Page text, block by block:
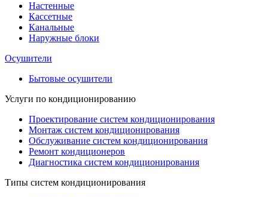
Настенные
Кассетные
Канальные
Наружные блоки
Осушители
Бытовые осушители
Услуги по кондиционированию
Проектирование систем кондиционирования
Монтаж систем кондиционирования
Обслуживание систем кондиционирования
Ремонт кондиционеров
Диагностика систем кондиционирования
Типы систем кондиционирования